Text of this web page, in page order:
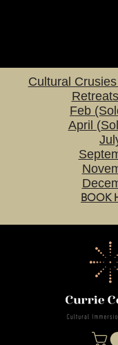
Cultural
Feb
April
BOOK